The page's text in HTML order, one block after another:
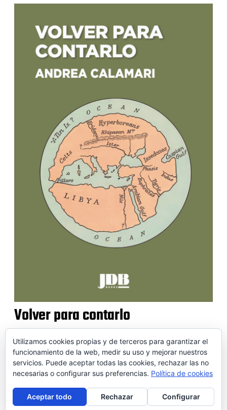
Volver para contarlo
© 2026 SOIDEM
Contactar Aviso legal Puntos de venta Conversor
Utilizamos cookies propias y de terceros para garantizar el
funcionamiento de la web, medir su uso y mejorar nuestros
servicios. Puede aceptar todas las cookies, rechazar las no
necesarias o configurar sus preferencias. Política de cookies
Aceptar todo Rechazar Configurar